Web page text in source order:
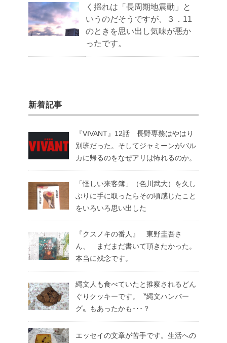
く揺れは「長周期地震動」と
いうのだそうですが、３．11
のときを思い出し気味が悪か
ったです。
新着記事
『VIVANT』12話 長野専務はやはり
別班だった。そしてジャミーンがバル
カに帰るのをなぜアリは怖れるのか。
「怪しい来客簿」（色川武大）を久し
ぶりに手に取ったらその頃感じたこと
をいろいろ思い出した
『クスノキの番人』 東野圭吾さ
ん、 まだまだ書いて頂きたかった。
本当に残念です。
縄文人も食べていたと推察されるどん
ぐりクッキーです。〝縄文ハンバー
グ〟もあったかも･･･？
エッセイの文章が苦手です。生活への